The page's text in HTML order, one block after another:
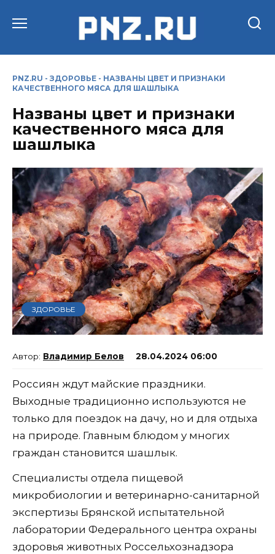
PNZ.RU - ЗДОРОВЬЕ - НАЗВАНЫ ЦВЕТ И ПРИЗНАКИ
КАЧЕСТВЕННОГО МЯСА ДЛЯ ШАШЛЫКА
Названы цвет и признаки
качественного мяса для
шашлыка
ЗДОРОВЬЕ
Владимир Белов 28.04.2024 06:00
Россиян ждут майские праздники.
Выходные традиционно используются не
только для поездок на дачу, но и для отдыха
на природе. Главным блюдом у многих
граждан становится шашлык.
Специалисты отдела пищевой
микробиологии и ветеринарно-санитарной
экспертизы Брянской испытательной
лаборатории Федерального центра охраны
здоровья животных Россельхознадзора